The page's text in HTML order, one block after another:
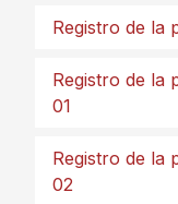
Registro de la
Registro de la
01
Registro de la
02